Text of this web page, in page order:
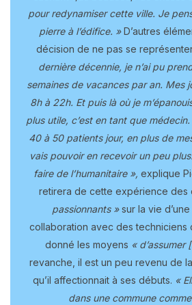
pour redynamiser cette ville. Je
pierre à l’édifice. »D’autres
décision de ne pas se
dernière décennie, je n’ai pu
semaines de vacances par an. Mes
8h à 22h. Et puis là où je
plus utile, c’est en tant que
40 à 50 patients jour, en plus de
vais pouvoir en recevoir un peu
faire de l’humanitaire », explique
retirera de cette expérience des
passionnants »sur la vie
collaboration avec des techniciens
donné les moyens « d’assumer
revanche, il est un peu revenu de
qu’il affectionnait à ses débuts. «
dans une commune